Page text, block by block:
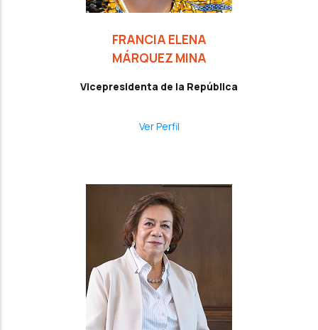
FRANCIA ELENA
MÁRQUEZ MINA
Vicepresidenta de la República
Ver Perfil